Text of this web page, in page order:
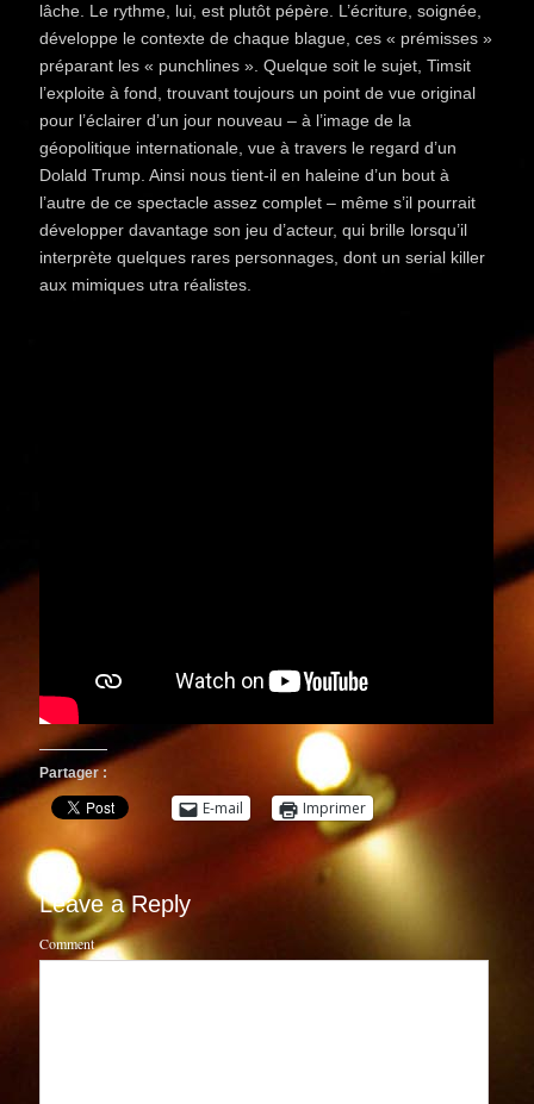
lâche. Le rythme, lui, est plutôt pépère. L’écriture, soignée,
développe le contexte de chaque blague, ces « prémisses »
préparant les « punchlines ». Quelque soit le sujet, Timsit
l’exploite à fond, trouvant toujours un point de vue original
pour l’éclairer d’un jour nouveau – à l’image de la
géopolitique internationale, vue à travers le regard d’un
Dolald Trump. Ainsi nous tient-il en haleine d’un bout à
l’autre de ce spectacle assez complet – même s’il pourrait
développer davantage son jeu d’acteur, qui brille lorsqu’il
interprète quelques rares personnages, dont un serial killer
aux mimiques utra réalistes.
Partager :
E-mail Imprimer
Leave a Reply
Comment